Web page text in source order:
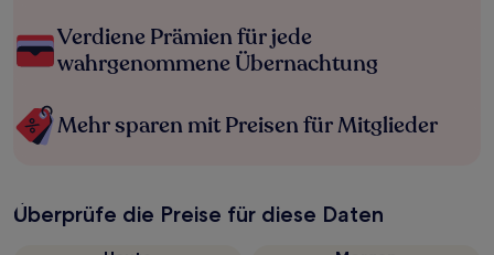
Verdiene Prämien für jede
wahrgenommene Übernachtung
Mehr sparen mit Preisen für Mitglieder
Überprüfe die Preise für diese Daten